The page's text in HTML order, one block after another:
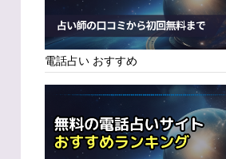
電話占い おすすめ